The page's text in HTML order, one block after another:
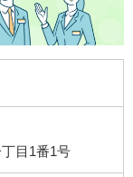
目1番1号